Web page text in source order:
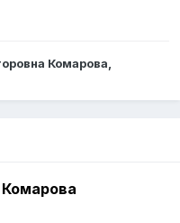
Комарова,